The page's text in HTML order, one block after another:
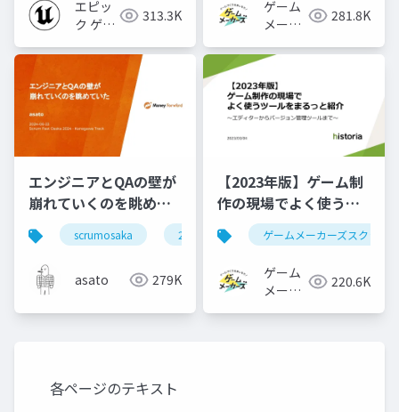
エピッ
ク ゲー
ャパン
313.3K
ゲーム
メーカ
281.8K
エンジニアとQAの壁が
崩れていくのを眺めて
いた #scrumosaka
scrumosaka 2024 scrum agile
asato 279K
【2023年版】ゲーム制
作の現場でよく使うツ
ールをまるっと紹介
ゲームメーカーズスクラン
ゲーム
メーカ
220.6K
各ページのテキスト